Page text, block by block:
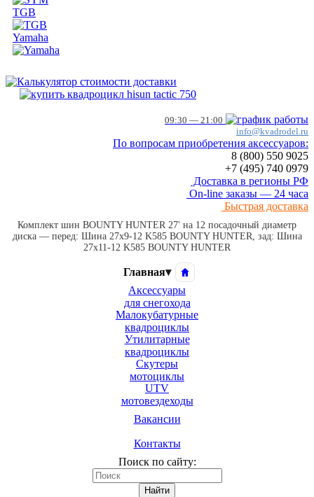
TGB
Yamaha
09:30 — 21:00
info@kvadrodel.ru
По вопросам приобретения аксессуаров:
8 (800) 550 9025
+7 (495) 740 0979
Доставка в регионы РФ
On-line заказы — 24 часа
Быстрая доставка
Комплект шин BOUNTY HUNTER 27' на 12 посадочный диаметр
диска — перед: Шина 27x9-12 K585 BOUNTY HUNTER, зад: Шина
27x11-12 K585 BOUNTY HUNTER
Главная▾
Аксессуары
для снегохода
Малокубатурные
квадроциклы
Утилитарные
квадроциклы
Скутеры
мотоциклы
UTV
мотовездеходы
Вакансии
Контакты
Поиск по сайту:
Найти